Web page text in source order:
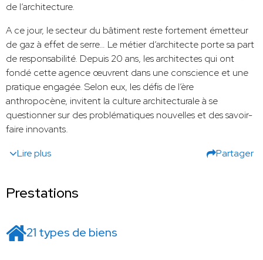
de l’architecture.
A ce jour, le secteur du bâtiment reste fortement émetteur
de gaz à effet de serre… Le métier d’architecte porte sa part
de responsabilité. Depuis 20 ans, les architectes qui ont
fondé cette agence œuvrent dans une conscience et une
pratique engagée. Selon eux, les défis de l’ère
anthropocène, invitent la culture architecturale à se
questionner sur des problématiques nouvelles et des savoir-
faire innovants.
Lire plus
Partager
Prestations
21 types de biens